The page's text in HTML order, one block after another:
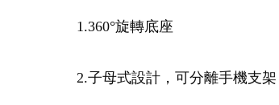
1.360°旋轉底座
2.子母式設計，可分離手機支架